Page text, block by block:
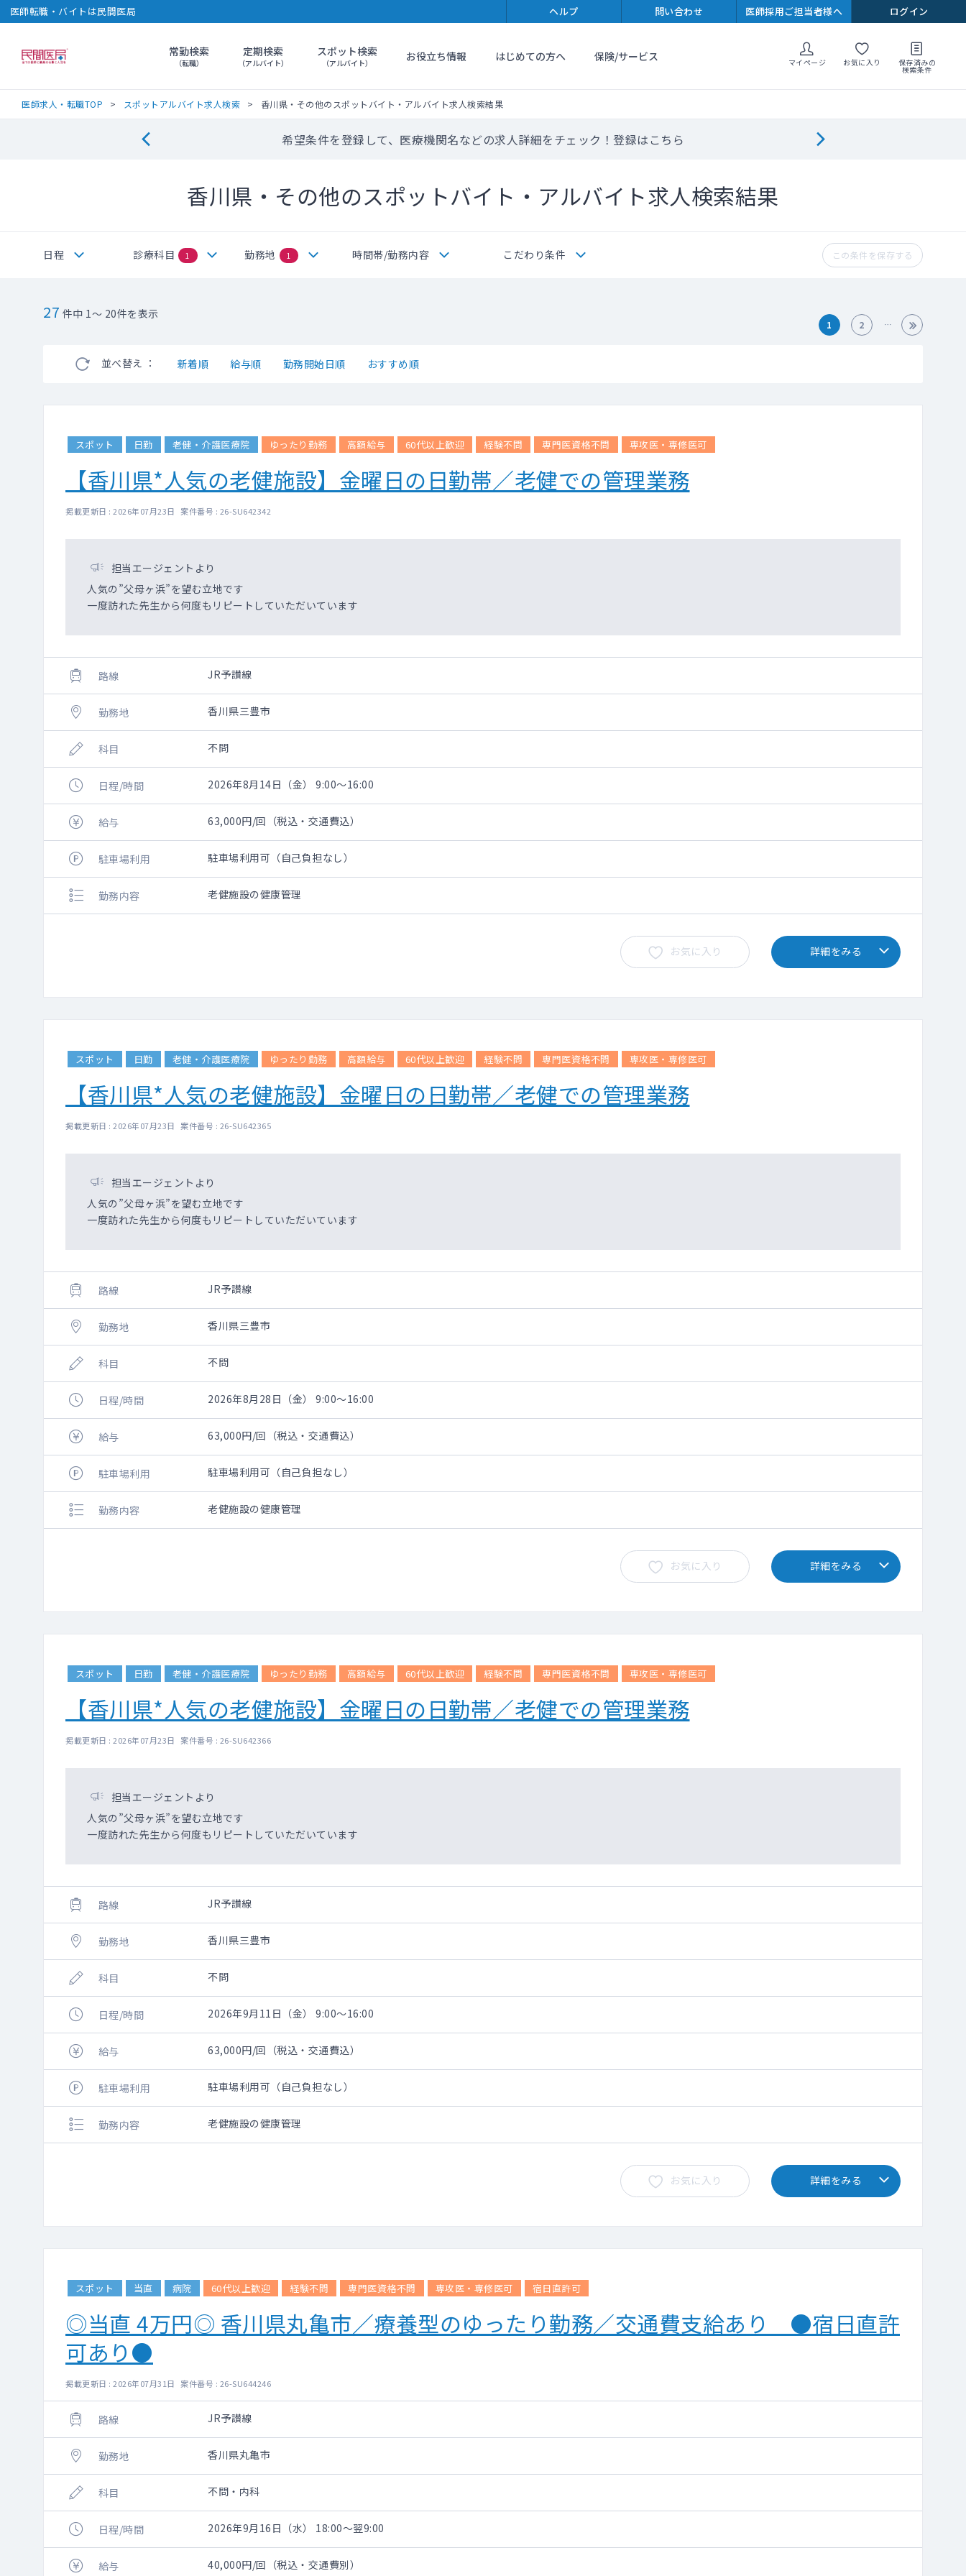
医師転職・バイトは民間医局 ヘルプ 問い合わせ 医師採用ご担当者様へ ログイン
民間医局常勤検索
（転職）
定期検索
（アルバイト）
スポット検索
（アルバイト） お役立ち情報 はじめての方へ 保険/サービス マイページ お気に入り 保存済みの
検索条件
医師求人・転職TOP スポットアルバイト求人検索 香川県・その他のスポットバイト・アルバイト求人検索結果
希望条件を登録して、医療機関名などの求人詳細をチェック！登録はこちら
香川県・その他のスポットバイト・アルバイト求人検索結果
日程 診療科目 1 勤務地 1 時間帯/勤務内容 こだわり条件 この条件を保存する
27 件中 1～ 20件を表示
並べ替え ： 新着順 給与順 勤務開始日順 おすすめ順
1 2
スポット 日勤 老健・介護医療院 ゆったり勤務 高額給与 60代以上歓迎 経験不問 専門医資格不問 専攻医・専修医可
【香川県*人気の老健施設】金曜日の日勤帯／老健での管理業務
掲載更新日 : 2026年07月23日 案件番号 : 26-SU642342
担当エージェントより
人気の”父母ヶ浜”を望む立地です
一度訪れた先生から何度もリピートしていただいています
路線 JR予讃線
勤務地 香川県三豊市
科目 不問
日程/時間 2026年8月14日（金） 9:00～16:00
給与 63,000円/回（税込・交通費込）
駐車場利用 駐車場利用可（自己負担なし）
勤務内容 老健施設の健康管理
お気に入り 詳細をみる
スポット 日勤 老健・介護医療院 ゆったり勤務 高額給与 60代以上歓迎 経験不問 専門医資格不問 専攻医・専修医可
【香川県*人気の老健施設】金曜日の日勤帯／老健での管理業務
掲載更新日 : 2026年07月23日 案件番号 : 26-SU642365
担当エージェントより
人気の”父母ヶ浜”を望む立地です
一度訪れた先生から何度もリピートしていただいています
路線 JR予讃線
勤務地 香川県三豊市
科目 不問
日程/時間 2026年8月28日（金） 9:00～16:00
給与 63,000円/回（税込・交通費込）
駐車場利用 駐車場利用可（自己負担なし）
勤務内容 老健施設の健康管理
お気に入り 詳細をみる
スポット 日勤 老健・介護医療院 ゆったり勤務 高額給与 60代以上歓迎 経験不問 専門医資格不問 専攻医・専修医可
【香川県*人気の老健施設】金曜日の日勤帯／老健での管理業務
掲載更新日 : 2026年07月23日 案件番号 : 26-SU642366
担当エージェントより
人気の”父母ヶ浜”を望む立地です
一度訪れた先生から何度もリピートしていただいています
路線 JR予讃線
勤務地 香川県三豊市
科目 不問
日程/時間 2026年9月11日（金） 9:00～16:00
給与 63,000円/回（税込・交通費込）
駐車場利用 駐車場利用可（自己負担なし）
勤務内容 老健施設の健康管理
お気に入り 詳細をみる
スポット 当直 病院 60代以上歓迎 経験不問 専門医資格不問 専攻医・専修医可 宿日直許可
◎当直 4万円◎ 香川県丸亀市／療養型のゆったり勤務／交通費支給あり ●宿日直許
可あり●
掲載更新日 : 2026年07月31日 案件番号 : 26-SU644246
路線 JR予讃線
勤務地 香川県丸亀市
科目 不問・内科
日程/時間 2026年9月16日（水） 18:00～翌9:00
給与 40,000円/回（税込・交通費別）